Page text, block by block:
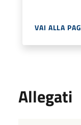
VAI ALLA
Allegati